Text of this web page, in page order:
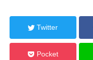
Twitter
Pocket